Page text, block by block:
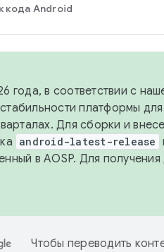
кода Android
года, в соответствии с
платформы
Для сборки и
android-latest-release
в AOSP. Для
Чтобы переводить